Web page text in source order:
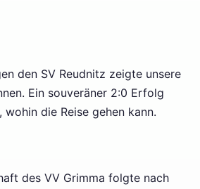
den SV Reudnitz zeigte unsere
Ein souveräner 2:0 Erfolg
die Reise gehen kann.
des VV Grimma folgte nach